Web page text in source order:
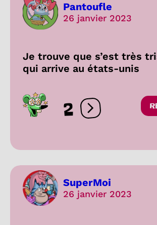
Pantoufle
26 janvier 2023
Je trouve que s’est très
qui arrive au états-unis
2 Ouvrir les
SuperMoi
26 janvier 2023